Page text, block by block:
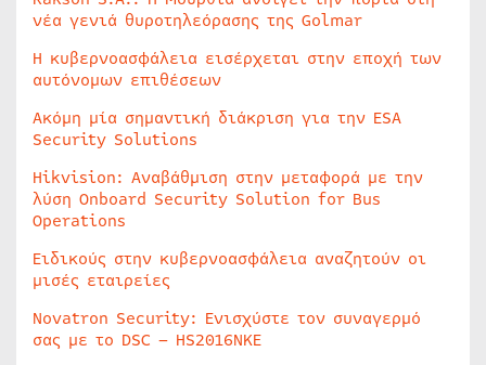
νέα γενιά θυροτηλεόρασης της Golmar
Η κυβερνοασφάλεια εισέρχεται στην εποχή των
αυτόνομων επιθέσεων
Ακόμη μία σημαντική διάκριση για την ESA
Security Solutions
Hikvision: Αναβάθμιση στην μεταφορά με την
λύση Onboard Security Solution for Bus
Operations
Ειδικούς στην κυβερνοασφάλεια αναζητούν οι
μισές εταιρείες
Novatron Security: Ενισχύστε τον συναγερμό
σας με το DSC – HS2016NKE